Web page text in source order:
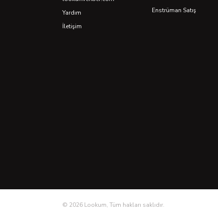
Yardım
İletişim
Enstrüman Satış
© 2026 Lookum, Tüm hakları saklıdır.